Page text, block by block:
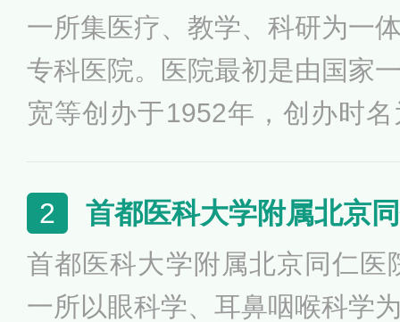
一所集医疗、教学、科研为一
专科医院。医院最初是由国家
宽等创办于1952年，创办时
喉科、放疗科、麻醉科、急诊
中眼科和耳鼻喉科是国家临床
过“第六届全国文明单位名单”。
2 首都医科大学附属北京
首都医科大学附属北京同仁医
一所以眼科学、耳鼻咽喉科学